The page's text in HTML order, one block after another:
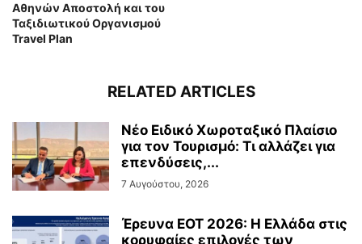
Αθηνών Αποστολή και του
Ταξιδιωτικού Οργανισμού
Travel Plan
RELATED ARTICLES
Νέο Ειδικό Χωροταξικό Πλαίσιο
για τον Τουρισμό: Τι αλλάζει για
επενδύσεις,...
7 Αυγούστου, 2026
Έρευνα ΕΟΤ 2026: Η Ελλάδα στις
κορυφαίες επιλογές των